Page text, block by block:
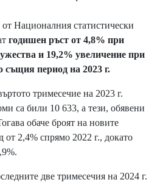
Националния статистически
годишен ръст от 4,8% при
и 19,2% увеличение при
същия период на 2023 г.
тримесечие на 2023 г.
са били 10 633, а тези, обявени
обаче броят на новите
от 2,4% спрямо 2022 г., докато
две тримесечия на 2024 г.